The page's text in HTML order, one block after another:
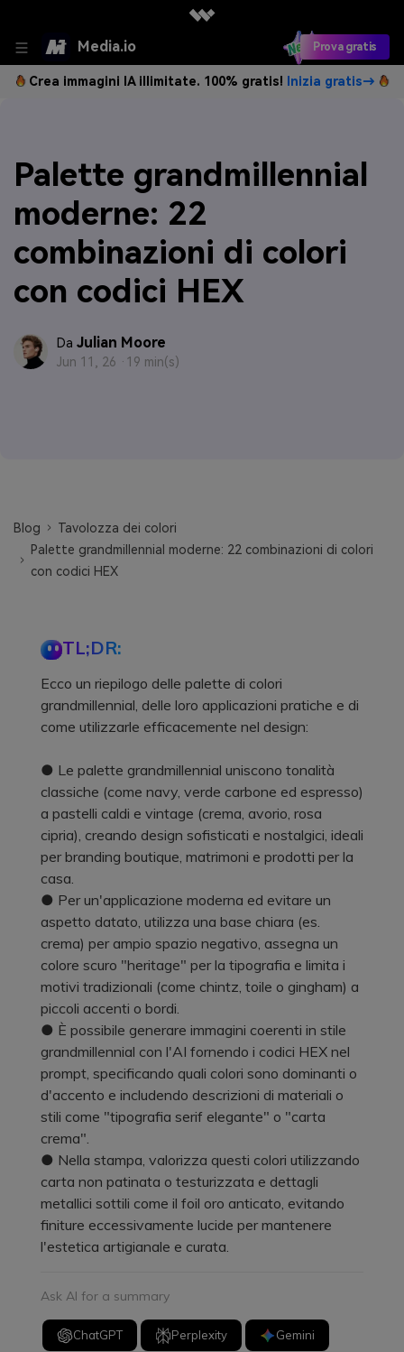
Media.io Prova gratis
Crea immagini IA illimitate. 100% gratis! Inizia gratis→
Palette grandmillennial
moderne: 22
combinazioni di colori
con codici HEX
Da Julian Moore
Jun 11, 26 · 19 min(s)
Blog
Tavolozza dei colori
Palette grandmillennial moderne: 22 combinazioni di colori
con codici HEX
TL;DR:
Ecco un riepilogo delle palette di colori
grandmillennial, delle loro applicazioni pratiche e di
come utilizzarle efficacemente nel design:
● Le palette grandmillennial uniscono tonalità
classiche (come navy, verde carbone ed espresso)
a pastelli caldi e vintage (crema, avorio, rosa
cipria), creando design sofisticati e nostalgici, ideali
per branding boutique, matrimoni e prodotti per la
casa.
● Per un'applicazione moderna ed evitare un
aspetto datato, utilizza una base chiara (es.
crema) per ampio spazio negativo, assegna un
colore scuro "heritage" per la tipografia e limita i
motivi tradizionali (come chintz, toile o gingham) a
piccoli accenti o bordi.
● È possibile generare immagini coerenti in stile
grandmillennial con l'AI fornendo i codici HEX nel
prompt, specificando quali colori sono dominanti o
d'accento e includendo descrizioni di materiali o
stili come "tipografia serif elegante" o "carta
crema".
● Nella stampa, valorizza questi colori utilizzando
carta non patinata o testurizzata e dettagli
metallici sottili come il foil oro anticato, evitando
finiture eccessivamente lucide per mantenere
l'estetica artigianale e curata.
Ask AI for a summary
ChatGPT Perplexity Gemini